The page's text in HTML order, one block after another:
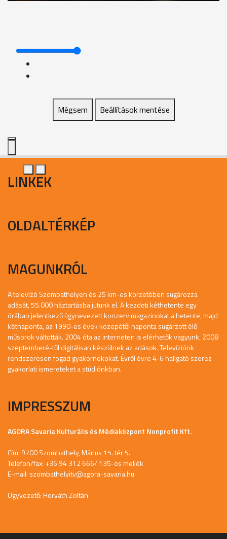
Mégsem Beállítások mentése
LINKEK
OLDALTÉRKÉP
MAGUNKRÓL
A televízó Szombathelyen és 25 km-es körzetében sugározza
adását, 55.000 háztartásba jutunk el. A kezdeti kéthetente egy
órában jelentkező úgynevezett konzerv magazinokat a hetente, majd
kétnaponta, az 1990-es évek közepétől naponta sugárzott élő
műsorok váltották. 2004 óta az interneten is elérhetők vagyunk. 2008
szeptemberé-től digitálisan készülnek az adások. Televíziónk
rendszeresen fogad gyakornokokat. Évről évre 4-6 hallgató szerez
gyakorlati ismereteket a stúdiónkban.
IMPRESSZUM
AGORA Savaria Kulturális és Médiaközpont Nonprofit Kft.
Cím: 9700 Szombathely, Márius 15. tér 5.
Telefon/fax: +36 94 312 666/ 135-ös mellék
E-mail: szombathelyitv@agora-savaria.hu
Ügyvezető: Horváth Zoltán